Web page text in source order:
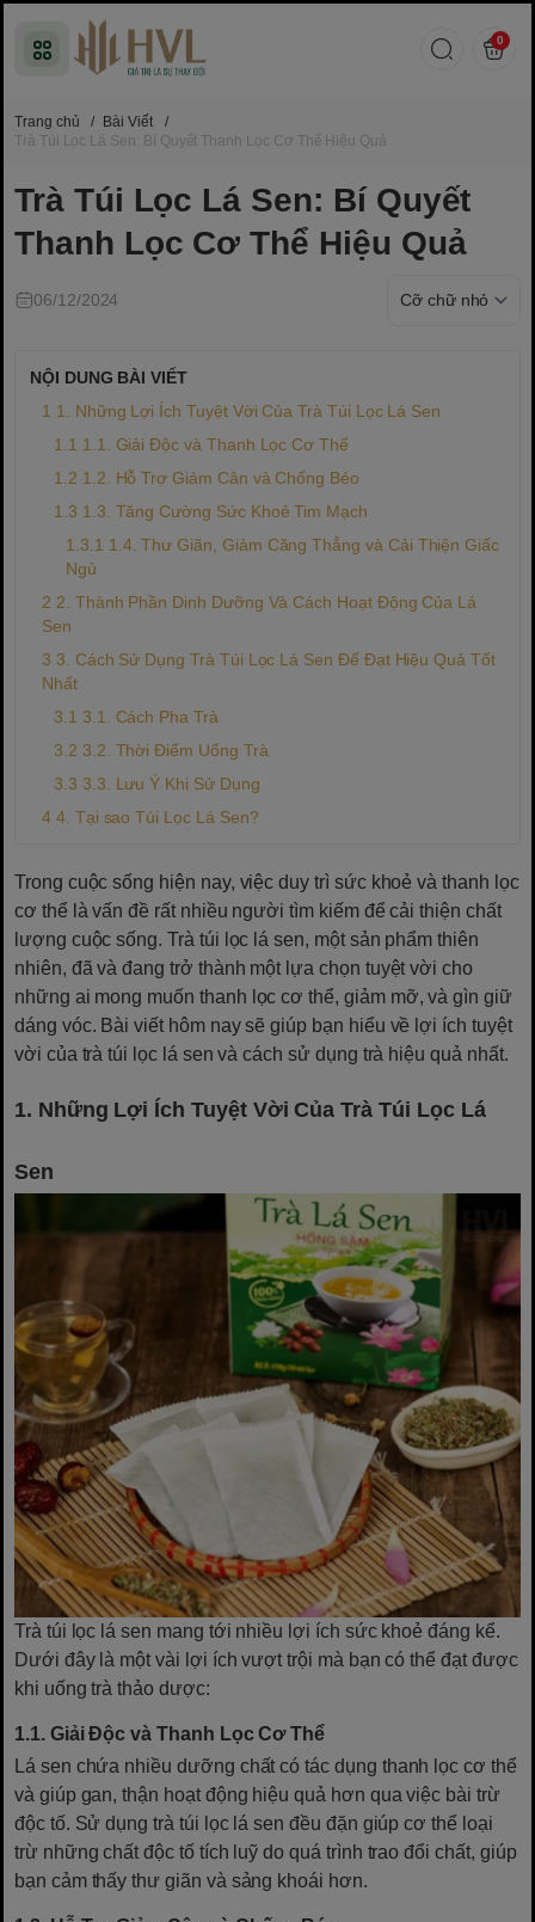
0
Trang chủ / Bài Viết
/
Trà Túi Lọc Lá Sen: Bí Quyết Thanh Lọc Cơ Thể Hiệu Quả
Trà Túi Lọc Lá Sen: Bí Quyết
Thanh Lọc Cơ Thể Hiệu Quả
06/12/2024
NỘI DUNG BÀI VIẾT
1. Những Lợi Ích Tuyệt Vời Của Trà Túi Lọc Lá Sen
1.1. Giải Độc và Thanh Lọc Cơ Thể
1.2. Hỗ Trợ Giảm Cân và Chống Béo
1.3. Tăng Cường Sức Khoẻ Tim Mạch
1.4. Thư Giãn, Giảm Căng Thẳng và Cải Thiện Giấc
Ngủ
2. Thành Phần Dinh Dưỡng Và Cách Hoạt Động Của Lá
Sen
3. Cách Sử Dụng Trà Túi Lọc Lá Sen Để Đạt Hiệu Quả Tốt
Nhất
3.1. Cách Pha Trà
3.2. Thời Điểm Uống Trà
3.3. Lưu Ý Khi Sử Dụng
4. Tại sao Túi Lọc Lá Sen?
Trong cuộc sống hiện nay, việc duy trì sức khoẻ và thanh lọc
cơ thể là vấn đề rất nhiều người tìm kiếm để cải thiện chất
lượng cuộc sống. Trà túi lọc lá sen, một sản phẩm thiên
nhiên, đã và đang trở thành một lựa chọn tuyệt vời cho
những ai mong muốn thanh lọc cơ thể, giảm mỡ, và gìn giữ
dáng vóc. Bài viết hôm nay sẽ giúp bạn hiểu về lợi ích tuyệt
vời của trà túi lọc lá sen và cách sử dụng trà hiệu quả nhất.
1. Những Lợi Ích Tuyệt Vời Của Trà Túi Lọc Lá
Sen
Trà túi lọc lá sen mang tới nhiều lợi ích sức khoẻ đáng kể.
Dưới đây là một vài lợi ích vượt trội mà bạn có thể đạt được
khi uống trà thảo dược:
1.1. Giải Độc và Thanh Lọc Cơ Thể
Lá sen chứa nhiều dưỡng chất có tác dụng thanh lọc cơ thể
và giúp gan, thận hoạt động hiệu quả hơn qua việc bài trừ
độc tố. Sử dụng trà túi lọc lá sen đều đặn giúp cơ thể loại
trừ những chất độc tố tích luỹ do quá trình trao đổi chất, giúp
bạn cảm thấy thư giãn và sảng khoái hơn.